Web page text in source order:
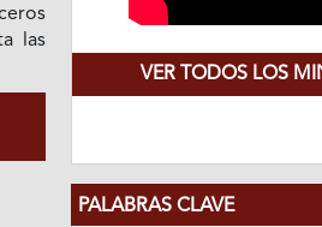
las
VER TODOS LOS
PALABRAS CLAVE